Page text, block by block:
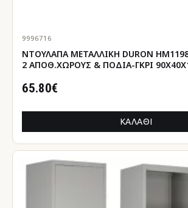
9996716
ΝΤΟΥΛΑΠΑ ΜΕΤΑΛΛΙΚΗ DURON
2 ΑΠΟΘ.ΧΩΡΟΥΣ & ΠΟΔΙΑ-ΓΚΡΙ
65.80€
ΚΑΛΆΘΙ